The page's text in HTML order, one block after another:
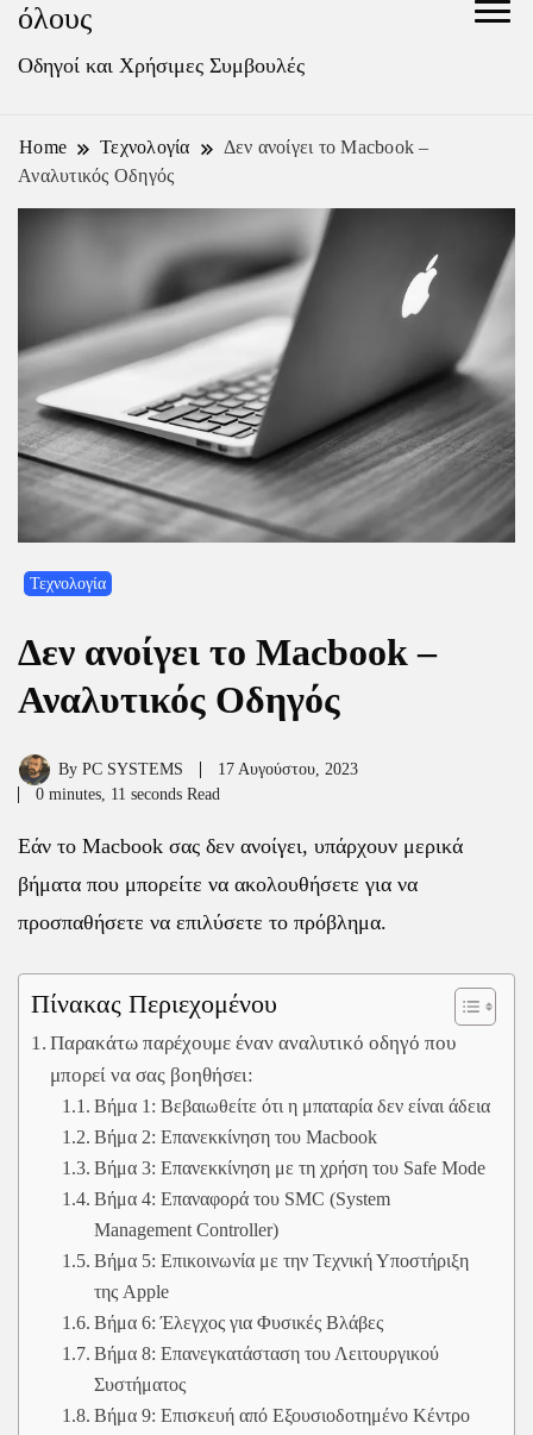
όλους
Οδηγοί και Χρήσιμες Συμβουλές
Home Τεχνολογία
Δεν ανοίγει το Macbook –
Αναλυτικός Οδηγός
Τεχνολογία
Δεν ανοίγει το Macbook –
Αναλυτικός Οδηγός
By PC SYSTEMS
17 Αυγούστου, 2023
0 minutes, 11 seconds Read
Εάν το Macbook σας δεν ανοίγει, υπάρχουν μερικά
βήματα που μπορείτε να ακολουθήσετε για να
προσπαθήσετε να επιλύσετε το πρόβλημα.
Πίνακας Περιεχομένου
Παρακάτω παρέχουμε έναν αναλυτικό οδηγό που
μπορεί να σας βοηθήσει:
Βήμα 1: Βεβαιωθείτε ότι η μπαταρία δεν είναι άδεια
Βήμα 2: Επανεκκίνηση του Macbook
Βήμα 3: Επανεκκίνηση με τη χρήση του Safe Mode
Βήμα 4: Επαναφορά του SMC (System
Management Controller)
Βήμα 5: Επικοινωνία με την Τεχνική Υποστήριξη
της Apple
Βήμα 6: Έλεγχος για Φυσικές Βλάβες
Βήμα 8: Επανεγκατάσταση του Λειτουργικού
Συστήματος
Βήμα 9: Επισκευή από Εξουσιοδοτημένο Κέντρο